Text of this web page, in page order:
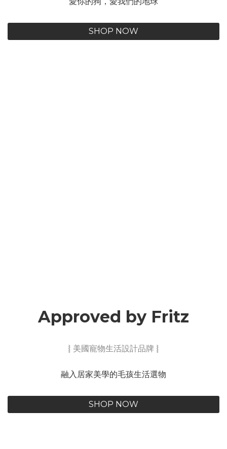
SHOP NOW
Approved by Fritz
⦚ 美國寵物生活設計品牌 ⦚
融入居家美學的毛孩生活選物
SHOP NOW